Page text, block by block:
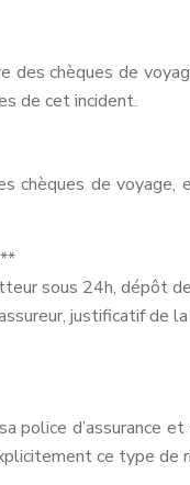
chèques de
de cet incident.
chèques de
sous 24h, dépôt
justificatif de
police d’assurance
ce type de